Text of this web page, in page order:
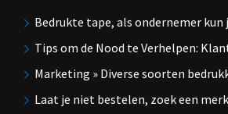
Bedrukte tape, als ondernemer kun
Tips om de Nood te Verhelpen:
Marketing » Diverse soorten
Laat je niet bestelen, zoek een